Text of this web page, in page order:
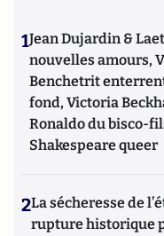
1Jean Dujardin &
nouvelles amours,
Benchetrit
fond, Victoria
Ronaldo du bisco-
Shakespeare queer
2La sécheresse de
rupture historique